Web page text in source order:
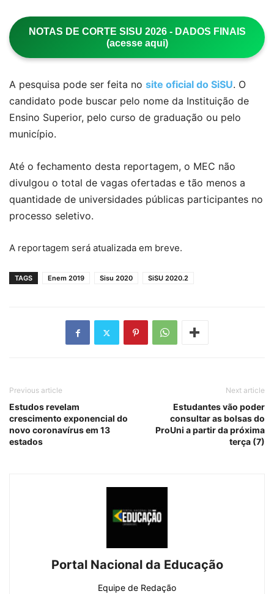
NOTAS DE CORTE SISU 2026 - DADOS FINAIS
(acesse aqui)
A pesquisa pode ser feita no site oficial do SiSU. O
candidato pode buscar pelo nome da Instituição de
Ensino Superior, pelo curso de graduação ou pelo
município.
Até o fechamento desta reportagem, o MEC não
divulgou o total de vagas ofertadas e tão menos a
quantidade de universidades públicas participantes no
processo seletivo.
A reportagem será atualizada em breve.
TAGS Enem 2019 Sisu 2020 SiSU 2020.2
Previous article
Estudos revelam
crescimento exponencial do
novo coronavírus em 13
estados
Next article
Estudantes vão poder
consultar as bolsas do
ProUni a partir da próxima
terça (7)
Portal Nacional da Educação
Equipe de Redação